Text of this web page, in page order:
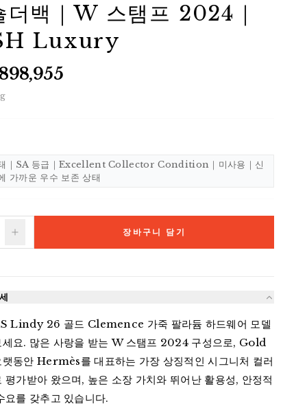
더백｜W 스탬프 2024｜
Luxury
g
｜SA 등급｜Excellent Collector Condition｜미사용｜신
가까운 우수 보존 상태
장바구니 담기
Lindy 26 골드 Clemence 가죽 팔라듐 하드웨어 모델
세요. 많은 사랑을 받는 W 스탬프 2024 구성으로, Gold
랫동안 Hermès를 대표하는 가장 상징적인 시그니처 컬러
평가받아 왔으며, 높은 소장 가치와 뛰어난 활용성, 안정적
요를 갖추고 있습니다.